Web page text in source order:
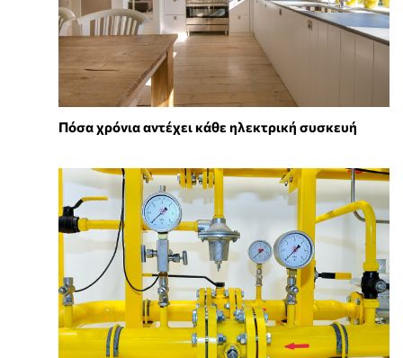
Πόσα χρόνια αντέχει κάθε ηλεκτρική συσκευή